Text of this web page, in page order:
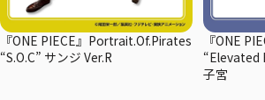
『ONE PIECE』Portrait.Of.Pirates
“S.O.C” サンジ Ver.R
『ONE
“Elevated
子宮